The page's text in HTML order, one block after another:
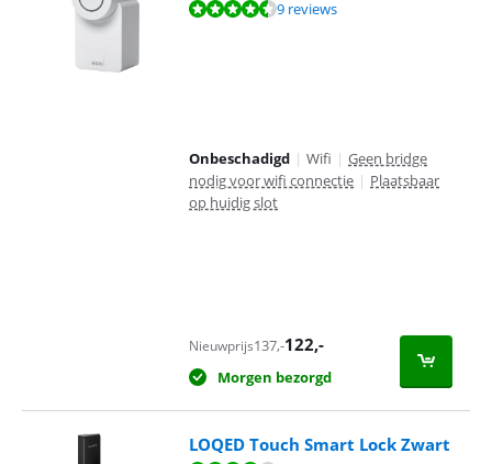
Beoordeling is 9,3 van de 10, gebaseerd op 9 reviews.
9 reviews
Onbeschadigd | Wifi | Geen bridge
nodig voor wifi connectie | Plaatsbaar
op huidig slot
Nieuwprijs137,-122,-
Morgen bezorgd
LOQED Touch Smart Lock Zwart